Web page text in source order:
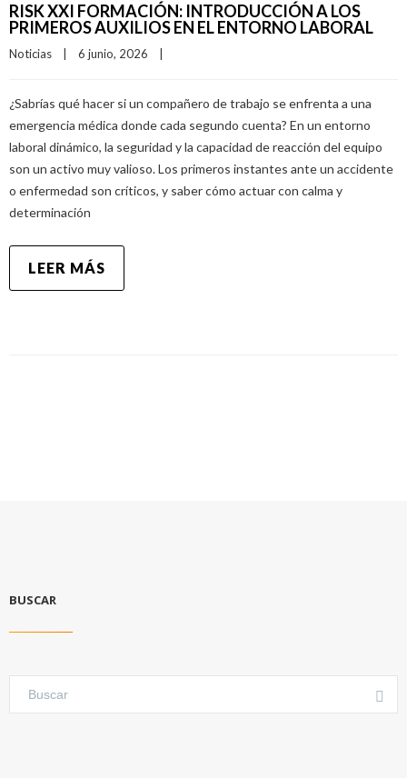
RISK XXI FORMACIÓN: INTRODUCCIÓN A LOS
PRIMEROS AUXILIOS EN EL ENTORNO LABORAL
Noticias 6 junio, 2026
¿Sabrías qué hacer si un compañero de trabajo se enfrenta a una
emergencia médica donde cada segundo cuenta? En un entorno
laboral dinámico, la seguridad y la capacidad de reacción del equipo
son un activo muy valioso. Los primeros instantes ante un accidente
o enfermedad son críticos, y saber cómo actuar con calma y
determinación
LEER MÁS
BUSCAR